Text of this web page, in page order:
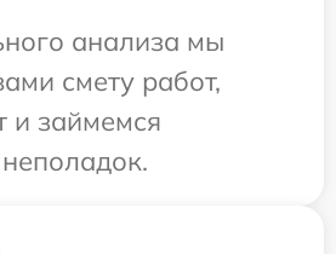
анализа мы
смету работ,
и займемся